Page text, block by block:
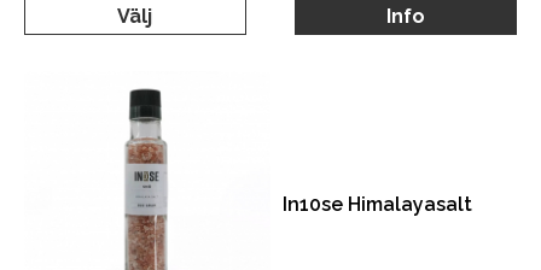
Välj Info
In10se Himalayasalt